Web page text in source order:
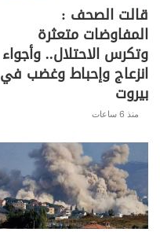
قالت الصحف :
المفاوضات متعثرة
وتكرس الاحتلال.. وأجواء
انزعاج وإحباط وغضب في
بيروت
منذ 6 ساعات